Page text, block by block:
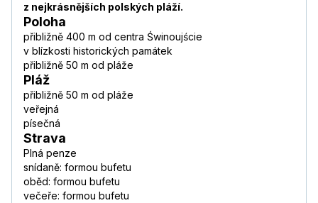
z nejkrásnějších polských pláží.
Poloha
přibližně 400 m od centra Świnoujście
v blízkosti historických památek
přibližně 50 m od pláže
Pláž
přibližně 50 m od pláže
veřejná
písečná
Strava
Plná penze
snídaně: formou bufetu
oběd: formou bufetu
večeře: formou bufetu